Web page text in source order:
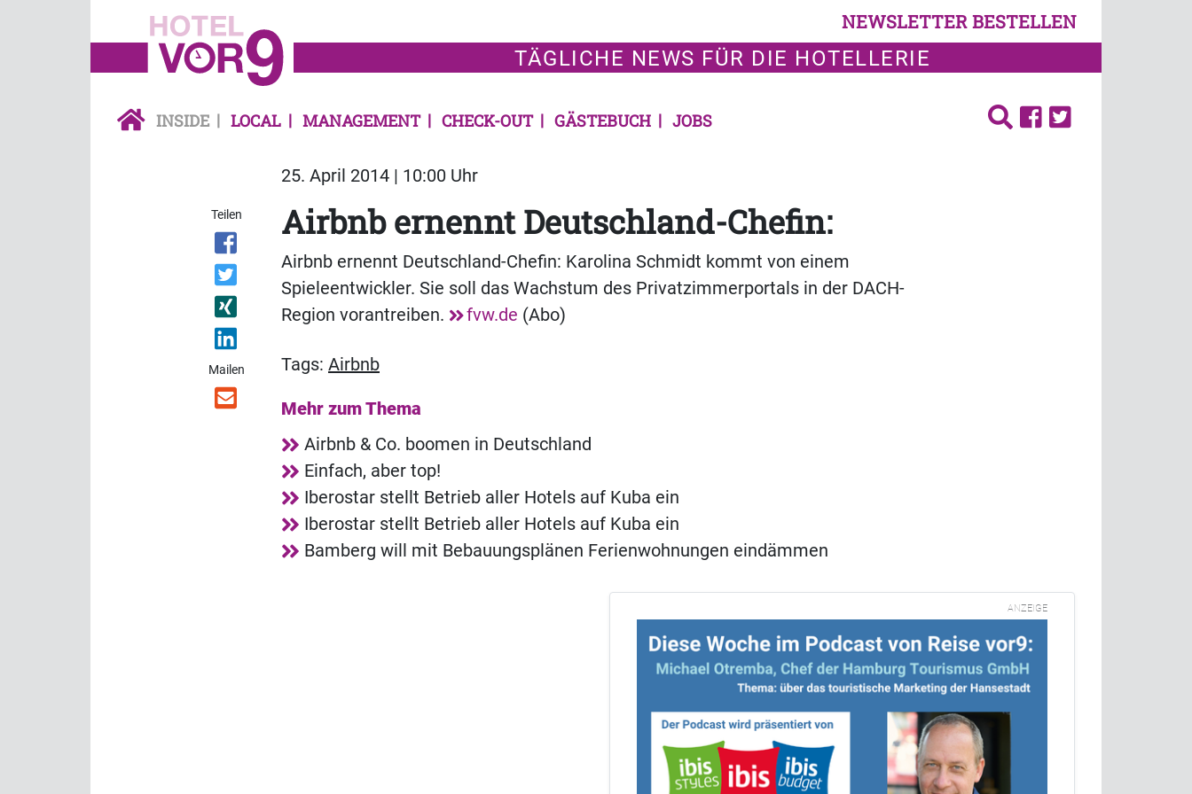
NEWSLETTER BESTELLEN
TÄGLICHE NEWS FÜR DIE HOTELLERIE
INSIDE LOCAL MANAGEMENT CHECK-OUT GÄSTEBUCH JOBS
25. April 2014 | 10:00 Uhr
Teilen
Mailen
Airbnb ernennt Deutschland-Chefin:
Airbnb ernennt Deutschland-Chefin: Karolina Schmidt kommt von einem
Spieleentwickler. Sie soll das Wachstum des Privatzimmerportals in der DACH-
Region vorantreiben.
fvw.de (Abo)
Tags: Airbnb
Mehr zum Thema
Airbnb & Co. boomen in Deutschland
Einfach, aber top!
Iberostar stellt Betrieb aller Hotels auf Kuba ein
Iberostar stellt Betrieb aller Hotels auf Kuba ein
Bamberg will mit Bebauungsplänen Ferienwohnungen eindämmen
ANZEIGE